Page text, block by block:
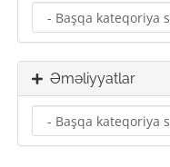
Əməliyyatlar